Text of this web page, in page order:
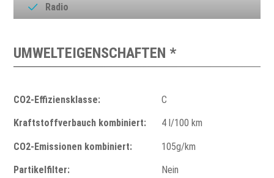
Radio
UMWELTEIGENSCHAFTEN *
CO2-Effiziensklasse: C
Kraftstoffverbauch kombiniert: 4 l/100 km
CO2-Emissionen kombiniert: 105g/km
Partikelfilter: Nein